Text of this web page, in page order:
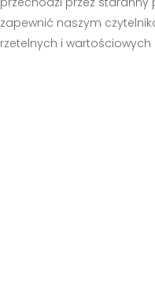
zapewnić naszym
rzetelnych i wartościowych